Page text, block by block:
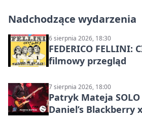
Nadchodzące wydarzenia
6 sierpnia 2026, 18:30
FEDERICO FELLINI:
filmowy przegląd
7 sierpnia 2026, 18:00
Patryk Mateja SOLO
Daniel’s Blackberry